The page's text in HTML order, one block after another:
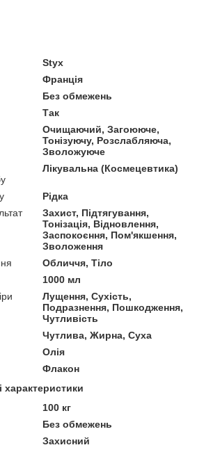
Styx
Франція
Без обмежень
Так
Очищаючий, Загоююче,
Тонізуючу, Розслабляюча,
Зволожуюче
Лікувальна (Космецевтика)
Рідка
Захист, Підтягування,
Тонізація, Відновлення,
Заспокоєння, Пом'якшення,
Зволоження
Обличчя, Тіло
1000 мл
Лущення, Сухість,
Подразнення, Пошкодження,
Чутливість
Чутлива, Жирна, Суха
Олія
Флакон
характеристики
100 кг
Без обмежень
Захисний